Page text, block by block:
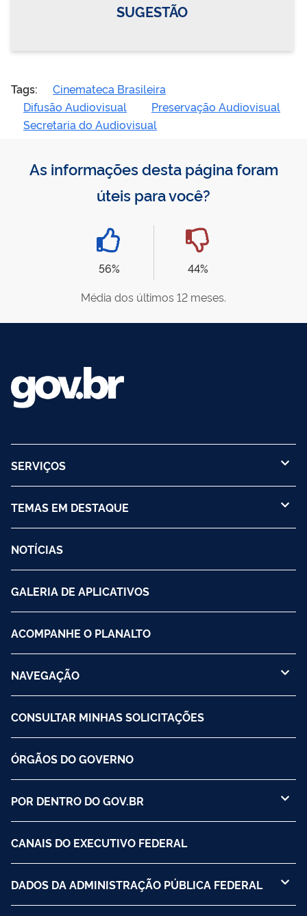
SUGESTÃO
Tags:
Cinemateca Brasileira
Difusão Audiovisual
Preservação Audiovisual
Secretaria do Audiovisual
As informações desta página foram
úteis para você?
56%
44%
Média dos últimos 12 meses.
SERVIÇOS
TEMAS EM DESTAQUE
NOTÍCIAS
GALERIA DE APLICATIVOS
ACOMPANHE O PLANALTO
NAVEGAÇÃO
CONSULTAR MINHAS SOLICITAÇÕES
ÓRGÃOS DO GOVERNO
POR DENTRO DO GOV.BR
CANAIS DO EXECUTIVO FEDERAL
DADOS DA ADMINISTRAÇÃO PÚBLICA FEDERAL